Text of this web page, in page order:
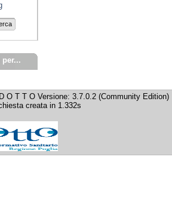
O T T O Versione: 3.7.0.2 (Community Edition)
creata in 1.332s